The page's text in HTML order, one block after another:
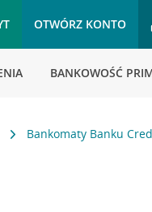
OTWÓRZ KONTO
BANKOWOŚĆ
Bankomaty Banku